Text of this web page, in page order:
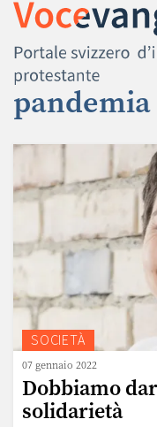
pandemia
SOCIETÀ
07 gennaio 2022
Dobbiamo
solidarietà